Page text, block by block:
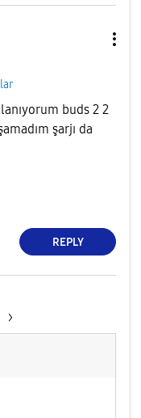
buds 2 2
şarjı da
REPLY